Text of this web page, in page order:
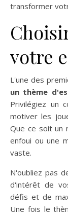
transformer
votre
L'une des
un thème
Privilégiez un
motiver les
Que ce soit un
enfoui ou une
vaste.
N'oubliez pas
d'intérêt de
défis et de
Une fois le